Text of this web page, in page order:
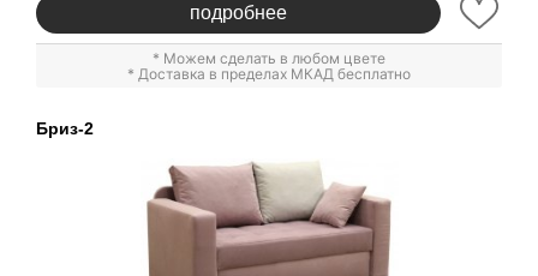
подробнее
* Можем сделать в любом цвете
* Доставка в пределах МКАД бесплатно
Бриз-2